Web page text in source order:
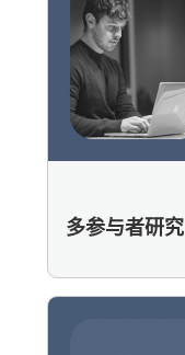
多参与者研究